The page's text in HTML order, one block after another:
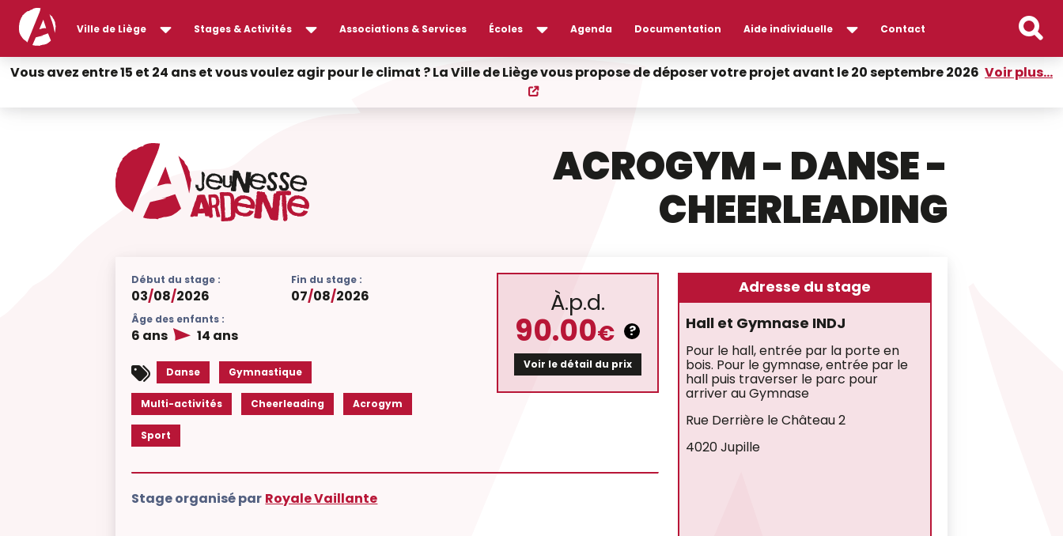
Ville de Liège Stages & Activités Associations & Services Écoles Agenda Documentation Aide individuelle Contact
Vous avez entre 15 et 24 ans et vous voulez agir pour le climat ? La Ville de Liège vous propose de déposer votre projet avant le 20 septembre 2026 Voir plus...
ACROGYM - DANSE -
CHEERLEADING
Début du stage :
03/08/2026
Fin du stage :
07/08/2026
Âge des enfants :
6 ans 14 ans
Danse Gymnastique
Multi-activités Cheerleading Acrogym
Sport
À.p.d.
90.00€ ?
Voir le détail du prix
Stage organisé par Royale Vaillante
Adresse du stage
Hall et Gymnase INDJ
Pour le hall, entrée par la porte en
bois. Pour le gymnase, entrée par le
hall puis traverser le parc pour
arriver au Gymnase
Rue Derrière le Château 2
4020 Jupille